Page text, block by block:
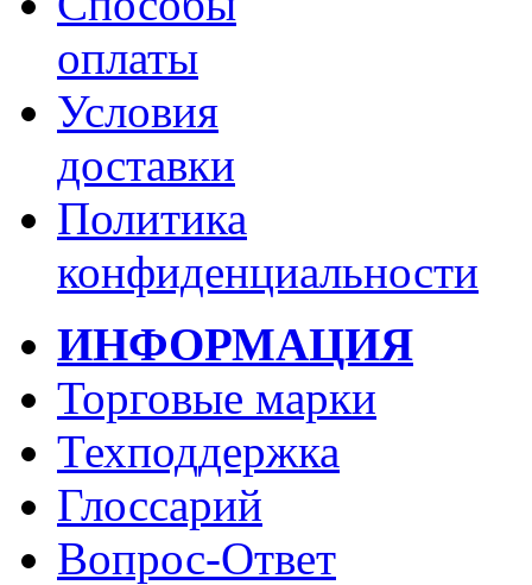
оплаты
Условия
доставки
Политика
конфиденциальности
ИНФОРМАЦИЯ
Торговые марки
Техподдержка
Глоссарий
Вопрос-Ответ